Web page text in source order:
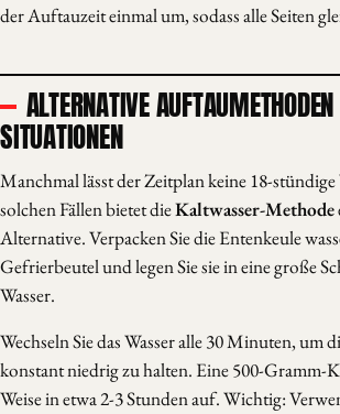
der Auftauzeit einmal um, sodass alle Seiten
ALTERNATIVE
SITUATIONEN
Manchmal lässt der Zeitplan keine 18-
solchen Fällen bietet dieKaltwasser-Methode
Alternative. Verpacken Sie die Entenkeule
Gefrierbeutel und legen Sie sie in eine große
Wasser.
Wechseln Sie das Wasser alle 30 Minuten, um
konstant niedrig zu halten. Eine 500-Gramm-
Weise in etwa 2-3 Stunden auf. Wichtig: